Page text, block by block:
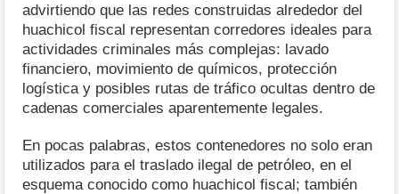
advirtiendo que las redes construidas alrededor del
huachicol fiscal representan corredores ideales para
actividades criminales más complejas: lavado
financiero, movimiento de químicos, protección
logística y posibles rutas de tráfico ocultas dentro de
cadenas comerciales aparentemente legales.
En pocas palabras, estos contenedores no solo eran
utilizados para el traslado ilegal de petróleo, en el
esquema conocido como huachicol fiscal; también